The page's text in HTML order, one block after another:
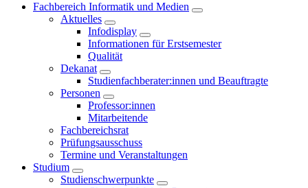
Fachbereich Informatik und Medien
Aktuelles
Infodisplay
Informationen für Erstsemester
Qualität
Dekanat
Studienfachberater:innen und Beauftragte
Personen
Professor:innen
Mitarbeitende
Fachbereichsrat
Prüfungsausschuss
Termine und Veranstaltungen
Studium
Studienschwerpunkte